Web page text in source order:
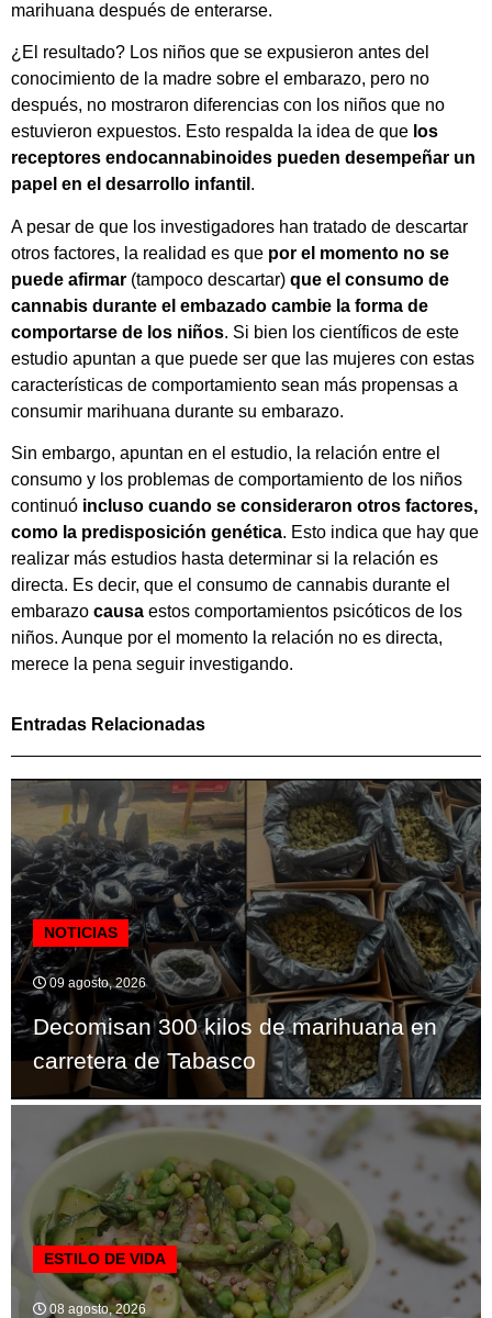
marihuana después de enterarse.
¿El resultado? Los niños que se expusieron antes del
conocimiento de la madre sobre el embarazo, pero no
después, no mostraron diferencias con los niños que no
estuvieron expuestos. Esto respalda la idea de que los
receptores endocannabinoides pueden desempeñar un
papel en el desarrollo infantil .
A pesar de que los investigadores han tratado de descartar
otros factores, la realidad es que por el momento no se
puede afirmar (tampoco descartar) que el consumo de
cannabis durante el embazado cambie la forma de
comportarse de los niños. Si bien los científicos de este
estudio apuntan a que puede ser que las mujeres con estas
características de comportamiento sean más propensas a
consumir marihuana durante su embarazo.
Sin embargo, apuntan en el estudio, la relación entre el
consumo y los problemas de comportamiento de los niños
continuó incluso cuando se consideraron otros factores,
como la predisposición genética. Esto indica que hay que
realizar más estudios hasta determinar si la relación es
directa. Es decir, que el consumo de cannabis durante el
embarazo causa estos comportamientos psicóticos de los
niños. Aunque por el momento la relación no es directa,
merece la pena seguir investigando.
Entradas Relacionadas
NOTICIAS
09 agosto, 2026
Decomisan 300 kilos de marihuana en
carretera de Tabasco
ESTILO DE VIDA
08 agosto, 2026